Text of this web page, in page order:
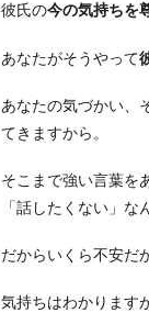
言
れ
た
か、
考
え
改
彼氏の今の気持ちを
あなたがそうやって
あなたの気づかい、
てきますから。
そこまで強い言葉を
「話したくない」な
だからいくら不安だ
気持ちはわかります